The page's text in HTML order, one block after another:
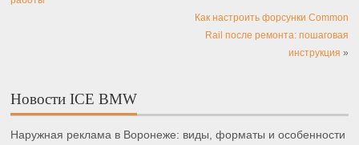
Как настроить форсунки Common
Rail после ремонта: пошаговая
инструкция »
Новости ICE BMW
Наружная реклама в Воронеже: виды, форматы и особенности